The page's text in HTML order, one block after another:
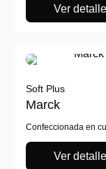
Ver
Soft Plus
Marck
Confeccionada en
Ver